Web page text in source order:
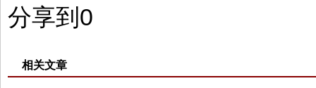
分享到 0
相关文章